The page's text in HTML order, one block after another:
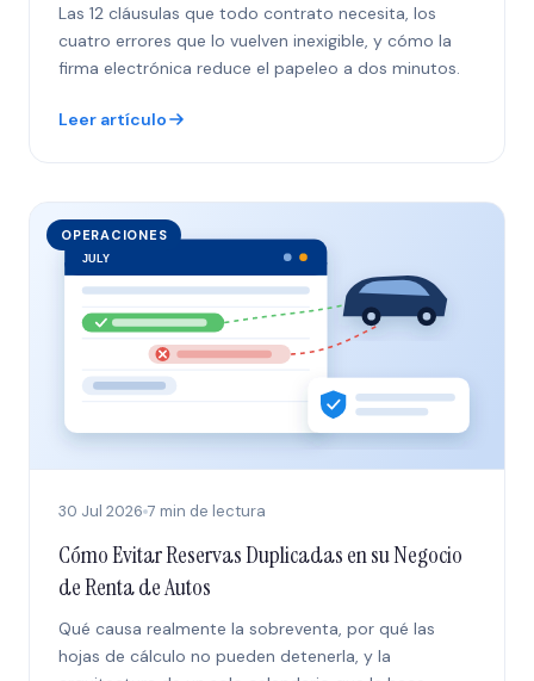
Las 12 cláusulas que todo contrato necesita, los
cuatro errores que lo vuelven inexigible, y cómo la
firma electrónica reduce el papeleo a dos minutos.
Leer artículo
OPERACIONES
30 Jul 2026 7 min de lectura
Cómo Evitar Reservas Duplicadas en su Negocio
de Renta de Autos
Qué causa realmente la sobreventa, por qué las
hojas de cálculo no pueden detenerla, y la